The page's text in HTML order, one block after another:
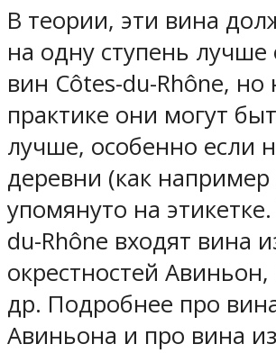
В теории, эти вина
на одну ступень
вин Côtes-du-Rhône, но
практике они могут
лучше, особенно если
деревни (как например
упомянуто на
du-Rhône входят вина
окрестностей
др. Подробнее про
Авиньона и про вина